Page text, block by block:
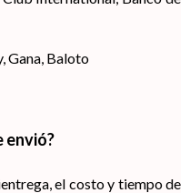
Gana, Baloto
envió?
el costo y tiempo de